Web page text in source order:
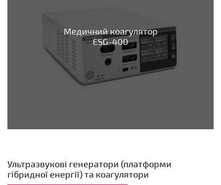
Медичний коагулятор
ESG-400
Ультразвукові генератори (платформи
гібридної енергії) та коагулятори